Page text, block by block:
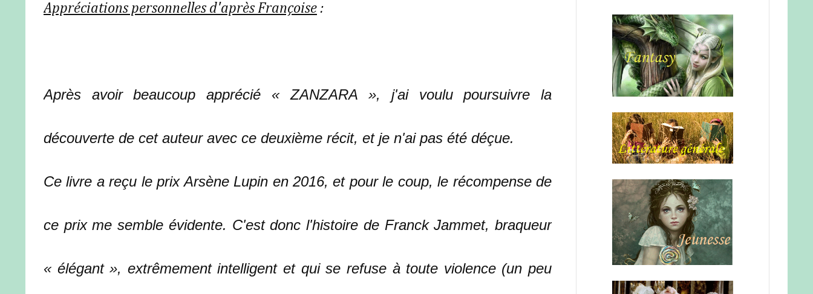
Appréciations personnelles d'après Françoise :
Après avoir beaucoup apprécié « ZANZARA », j'ai voulu poursuivre la
découverte de cet auteur avec ce deuxième récit, et je n'ai pas été déçue.
Ce livre a reçu le prix Arsène Lupin en 2016, et pour le coup, le récompense de
ce prix me semble évidente. C'est donc l'histoire de Franck Jammet, braqueur
« élégant », extrêmement intelligent et qui se refuse à toute violence (un peu